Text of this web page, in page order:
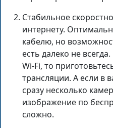
Стабильное
интернету.
кабелю, но
есть далеко не
Wi-Fi, то
трансляции. А если в
сразу несколько
изображение по
сложно.